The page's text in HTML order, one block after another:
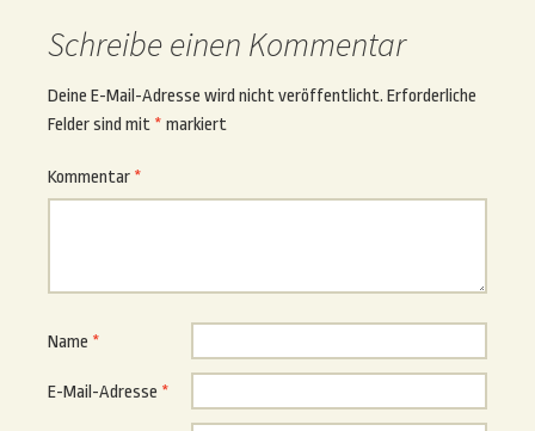
Schreibe einen Kommentar
Deine E-Mail-Adresse wird nicht veröffentlicht. Erforderliche
Felder sind mit * markiert
Kommentar *
Name *
E-Mail-Adresse *